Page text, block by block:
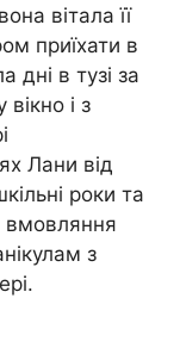
вітала її
приїхати в
дні в тузі за
і з
Лани від
роки та
вмовляння
з